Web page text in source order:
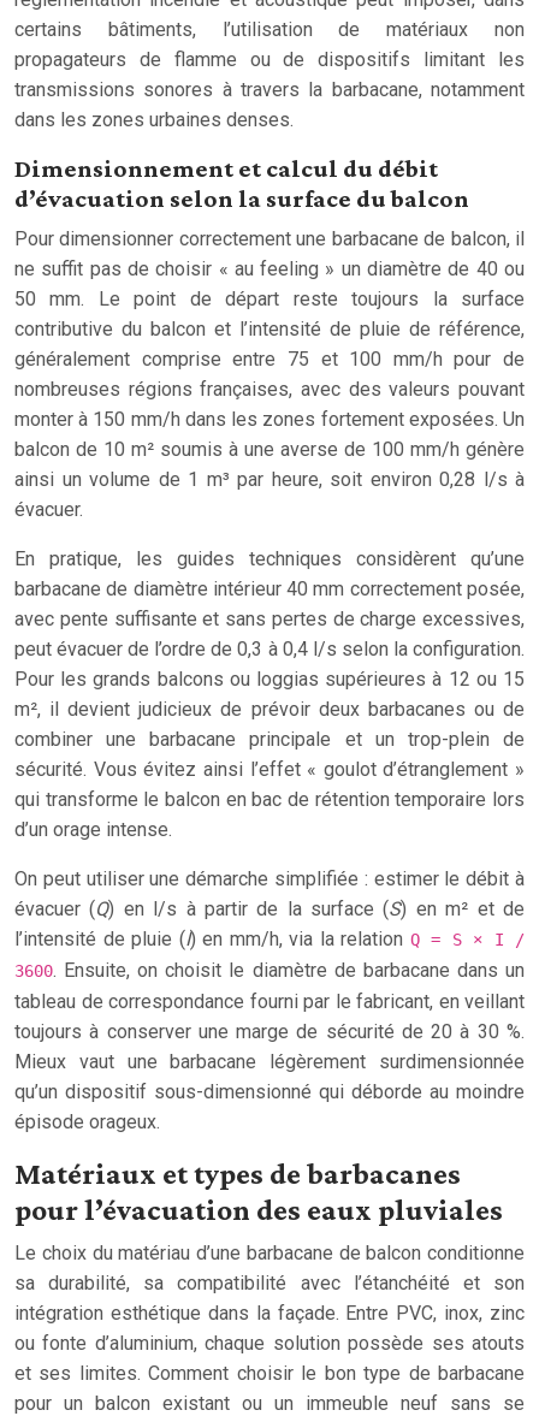
certains bâtiments, l’utilisation de matériaux non
propagateurs de flamme ou de dispositifs limitant les
transmissions sonores à travers la barbacane, notamment
dans les zones urbaines denses.
Dimensionnement et calcul du débit
d’évacuation selon la surface du balcon
Pour dimensionner correctement une barbacane de balcon, il
ne suffit pas de choisir « au feeling » un diamètre de 40 ou
50 mm. Le point de départ reste toujours la surface
contributive du balcon et l’intensité de pluie de référence,
généralement comprise entre 75 et 100 mm/h pour de
nombreuses régions françaises, avec des valeurs pouvant
monter à 150 mm/h dans les zones fortement exposées. Un
balcon de 10 m² soumis à une averse de 100 mm/h génère
ainsi un volume de 1 m³ par heure, soit environ 0,28 l/s à
évacuer.
En pratique, les guides techniques considèrent qu’une
barbacane de diamètre intérieur 40 mm correctement posée,
avec pente suffisante et sans pertes de charge excessives,
peut évacuer de l’ordre de 0,3 à 0,4 l/s selon la configuration.
Pour les grands balcons ou loggias supérieures à 12 ou 15
m², il devient judicieux de prévoir deux barbacanes ou de
combiner une barbacane principale et un trop-plein de
sécurité. Vous évitez ainsi l’effet « goulot d’étranglement »
qui transforme le balcon en bac de rétention temporaire lors
d’un orage intense.
On peut utiliser une démarche simplifiée : estimer le débit à
évacuer (Q) en l/s à partir de la surface (S) en m² et de
l’intensité de pluie (I) en mm/h, via la relation Q = S × I /
3600. Ensuite, on choisit le diamètre de barbacane dans un
tableau de correspondance fourni par le fabricant, en veillant
toujours à conserver une marge de sécurité de 20 à 30 %.
Mieux vaut une barbacane légèrement surdimensionnée
qu’un dispositif sous-dimensionné qui déborde au moindre
épisode orageux.
Matériaux et types de barbacanes
pour l’évacuation des eaux pluviales
Le choix du matériau d’une barbacane de balcon conditionne
sa durabilité, sa compatibilité avec l’étanchéité et son
intégration esthétique dans la façade. Entre PVC, inox, zinc
ou fonte d’aluminium, chaque solution possède ses atouts
et ses limites. Comment choisir le bon type de barbacane
pour un balcon existant ou un immeuble neuf sans se